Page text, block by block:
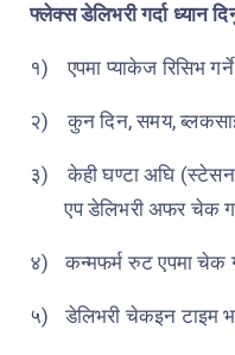
फ्लेक्स डेलिभरी गर्दा ध्यान
१) एपमा प्याकेज रिसिभ
२) कुन दिन, समय,
३)
केही घण्टा अघि
एप डेलिभरी अफर चेक
४) कन्मफर्म रुट एपमा चेक
५) डेलिभरी चेकइन टाइम